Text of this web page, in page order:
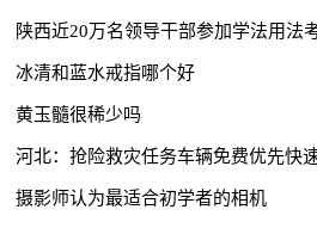
陕西近20万名领导干部参加学法用法
冰清和蓝水戒指哪个好
黄玉髓很稀少吗
河北：抢险救灾任务车辆免费优先快
摄影师认为最适合初学者的相机